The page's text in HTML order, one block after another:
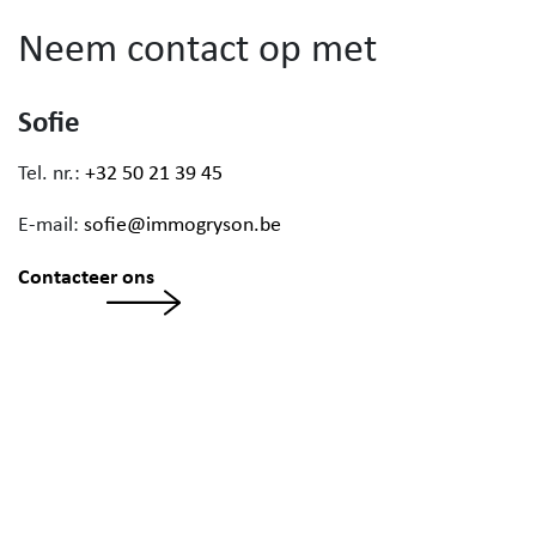
Neem contact op met
Sofie
Tel. nr.: +32 50 21 39 45
E-mail: sofie@immogryson.be
Contacteer ons